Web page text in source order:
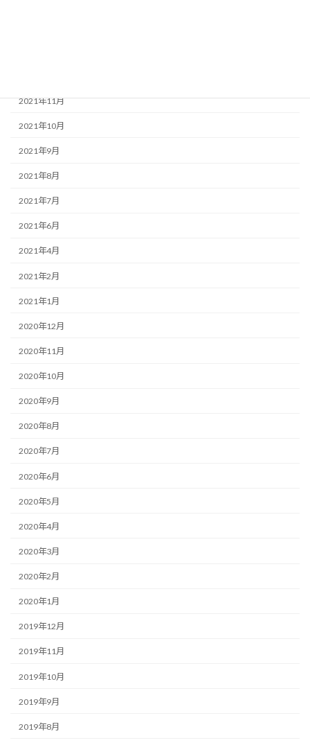
2021年11月
2021年10月
2021年9月
2021年8月
2021年7月
2021年6月
2021年4月
2021年2月
2021年1月
2020年12月
2020年11月
2020年10月
2020年9月
2020年8月
2020年7月
2020年6月
2020年5月
2020年4月
2020年3月
2020年2月
2020年1月
2019年12月
2019年11月
2019年10月
2019年9月
2019年8月